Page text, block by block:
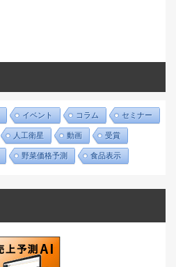
イベント コラム セミナー
人工衛星 動画 受賞
野菜価格予測 食品表示